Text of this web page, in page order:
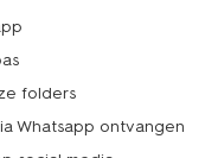
folders
Whatsapp ontvangen